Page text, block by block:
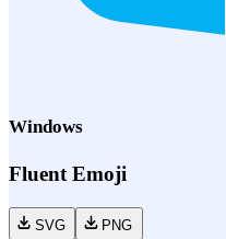
Windows
Fluent Emoji
SVG PNG